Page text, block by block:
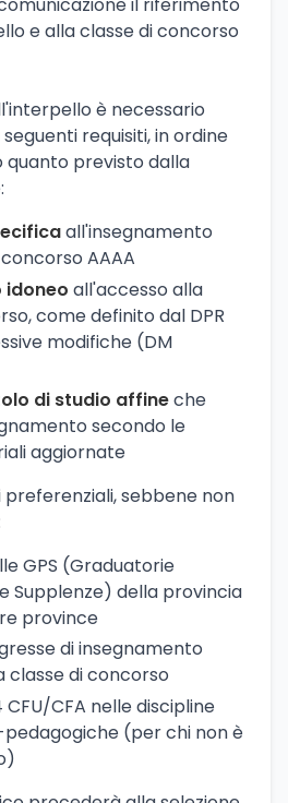
e alla classe di concorso
è necessario
requisiti, in ordine
quanto previsto dalla
all'insegnamento
AAAA
idoneo all'accesso alla
come definito dal DPR
modifiche (DM
di studio affineche
secondo le
aggiornate
sebbene non
GPS (Graduatorie
Supplenze) della provincia
province
di insegnamento
classe di concorso
CFU/CFA nelle discipline
(per chi non è